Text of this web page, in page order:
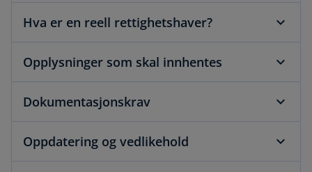
i
a
w
a
Hva er en reell rettighetshaver?
Opplysninger som skal innhentes
Dokumentasjonskrav
Oppdatering og vedlikehold